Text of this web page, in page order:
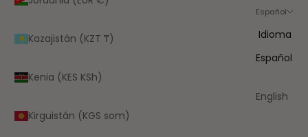
Kazajistán (KZT ₸)
Kenia (KES KSh)
Kirguistán (KGS som)
Español
Idioma
Español
English